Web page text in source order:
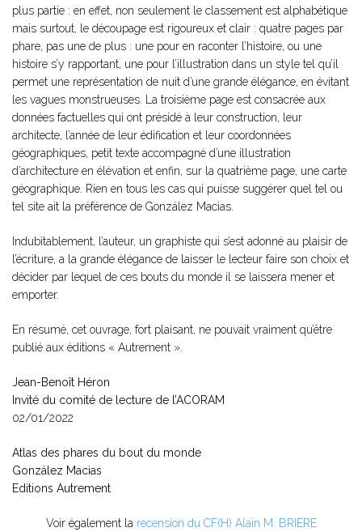
plus partie : en effet, non seulement le classement est alphabétique
mais surtout, le découpage est rigoureux et clair : quatre pages par
phare, pas une de plus : une pour en raconter l’histoire, ou une
histoire s’y rapportant, une pour l’illustration dans un style tel qu’il
permet une représentation de nuit d’une grande élégance, en évitant
les vagues monstrueuses. La troisième page est consacrée aux
données factuelles qui ont présidé à leur construction, leur
architecte, l’année de leur édification et leur coordonnées
géographiques, petit texte accompagné d’une illustration
d’architecture en élévation et enfin, sur la quatrième page, une carte
géographique. Rien en tous les cas qui puisse suggérer quel tel ou
tel site ait la préférence de González Macias.
Indubitablement, l’auteur, un graphiste qui s’est adonné au plaisir de
l’écriture, a la grande élégance de laisser le lecteur faire son choix et
décider par lequel de ces bouts du monde il se laissera mener et
emporter.
En résumé, cet ouvrage, fort plaisant, ne pouvait vraiment qu’être
publié aux éditions « Autrement ».
Jean-Benoît Héron
Invité du comité de lecture de l’ACORAM
02/01/2022
Atlas des phares du bout du monde
González Macias
Editions Autrement
Voir également la recension du CF(H) Alain M. BRIERE